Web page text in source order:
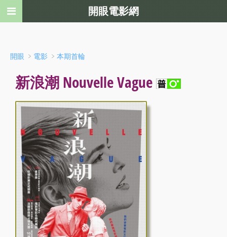
開眼 ﹥ 電影 ﹥ 本期首輪
新浪潮 Nouvelle Vague
開眼電影網